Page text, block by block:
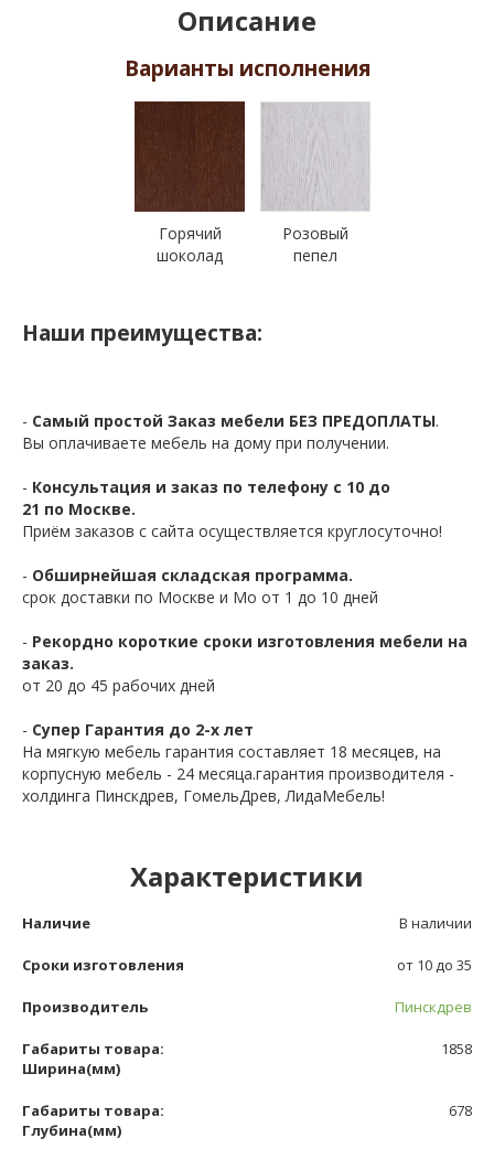
Описание
Варианты исполнения
Горячий
шоколад
Розовый
пепел
Наши преимущества:
- Самый простой Заказ мебели БЕЗ ПРЕДОПЛАТЫ.
Вы оплачиваете мебель на дому при получении.
- Консультация и заказ по телефону с 10 до
21 по Москве.
Приём заказов с сайта осуществляется круглосуточно!
- Обширнейшая складская программа.
срок доставки по Москве и Мо от 1 до 10 дней
- Рекордно короткие сроки изготовления мебели на
заказ.
от 20 до 45 рабочих дней
- Супер Гарантия до 2-х лет
На мягкую мебель гарантия составляет 18 месяцев, на
корпусную мебель - 24 месяца.гарантия производителя -
холдинга Пинскдрев, ГомельДрев, ЛидаМебель!
Характеристики
Наличие В наличии
Сроки изготовления от 10 до 35
Производитель Пинскдрев
Габариты товара:
Ширина(мм)
1858
Габариты товара:
Глубина(мм)
678